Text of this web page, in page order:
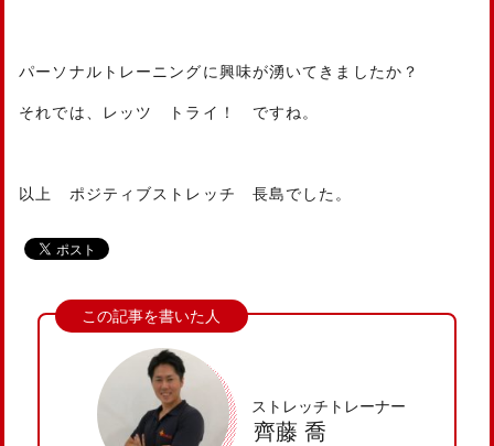
パーソナルトレーニングに興味が湧いてきましたか？
それでは、レッツ トライ！ ですね。
以上 ポジティブストレッチ 長島でした。
ストレッチトレーナー
齊藤 喬